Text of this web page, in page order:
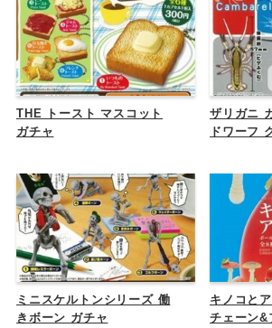
THE トースト マスコット
ガチャ
ザリガニ
ドワーフ
ミニスケルトンシリーズ 働
きボーン ガチャ
キノコと
チェーン&